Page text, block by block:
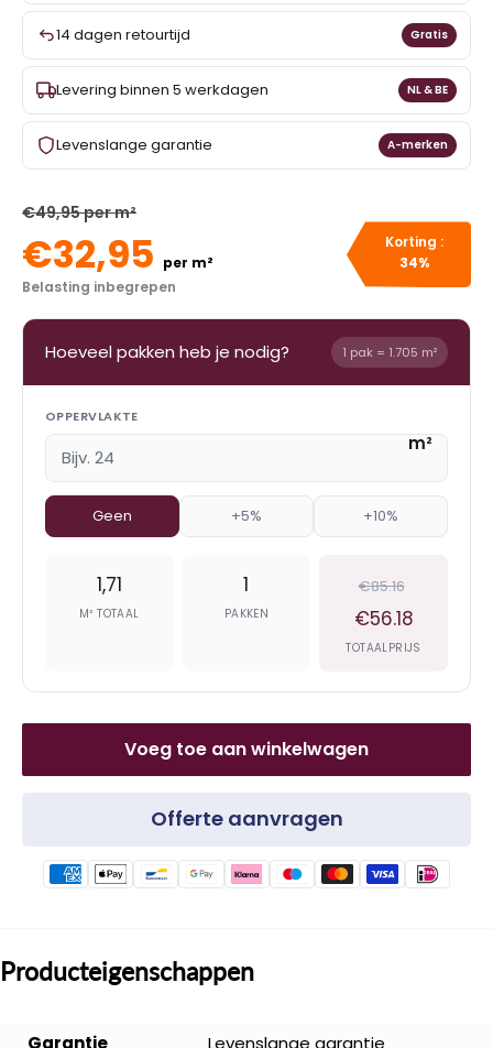
14 dagen retourtijd Gratis
Levering binnen 5 werkdagen NL & BE
Levenslange garantie A-merken
€49,95 per m²
€32,95 per m²
Belasting inbegrepen
Korting :
34%
Hoeveel pakken heb je nodig? 1 pak = 1.705 m²
OPPERVLAKTE
m²
Geen +5% +10%
1,71
M² TOTAAL
1
PAKKEN
€85.16
€56.18
TOTAALPRIJS
Voeg toe aan winkelwagen
Offerte aanvragen
Producteigenschappen
Garantie Levenslange garantie